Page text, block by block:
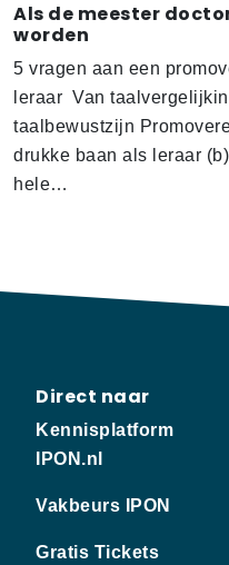
Als de meester
worden
5 vragen aan een
leraar Van
taalbewustzijn
drukke baan als leraar
hele…
Direct naar
Kennisplatform
IPON.nl
Vakbeurs IPON
Gratis Tickets